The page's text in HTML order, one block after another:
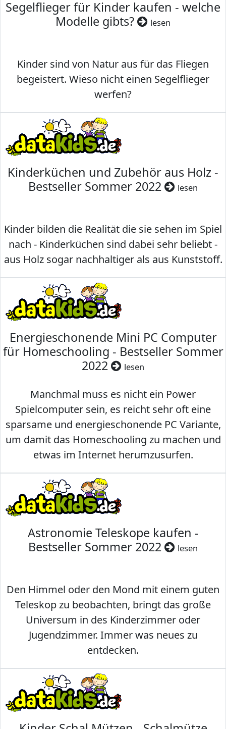
Segelflieger für Kinder kaufen - welche
Modelle gibts?
lesen
Kinder sind von Natur aus für das Fliegen
begeistert. Wieso nicht einen Segelflieger
werfen?
Kinderküchen und Zubehör aus Holz -
Bestseller Sommer 2022
lesen
Kinder bilden die Realität die sie sehen im Spiel
nach - Kinderküchen sind dabei sehr beliebt -
aus Holz sogar nachhaltiger als aus Kunststoff.
Energieschonende Mini PC Computer
für Homeschooling - Bestseller Sommer
2022
lesen
Manchmal muss es nicht ein Power
Spielcomputer sein, es reicht sehr oft eine
sparsame und energieschonende PC Variante,
um damit das Homeschooling zu machen und
etwas im Internet herumzusurfen.
Astronomie Teleskope kaufen -
Bestseller Sommer 2022
lesen
Den Himmel oder den Mond mit einem guten
Teleskop zu beobachten, bringt das große
Universum in des Kinderzimmer oder
Jugendzimmer. Immer was neues zu
entdecken.